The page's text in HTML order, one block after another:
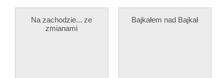
Na zachodzie... ze
zmianami
Bajkałem nad Bajkał